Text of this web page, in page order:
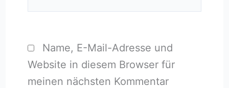
Name, E-Mail-Adresse und
Website in diesem Browser für
meinen nächsten Kommentar